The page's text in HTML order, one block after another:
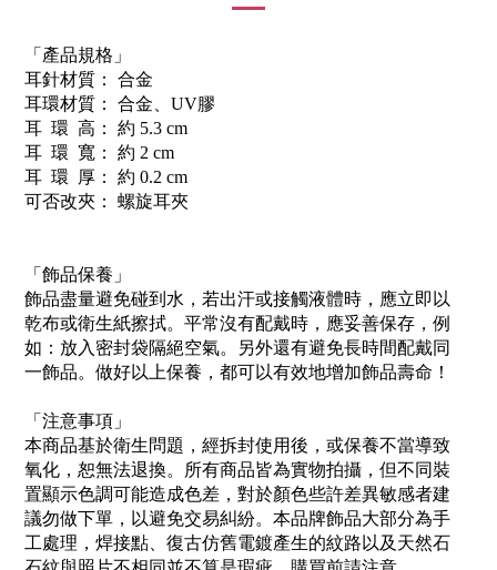
「產品規格」
耳針材質： 合金
耳環材質： 合金、UV膠
耳 環 高： 約 5.3 cm
耳 環 寬： 約 2 cm
耳 環 厚： 約 0.2 cm
可否改夾： 螺旋耳夾
「飾品保養」
飾品盡量避免碰到水，若出汗或接觸液體時，應立即以
乾布或衛生紙擦拭。平常沒有配戴時，應妥善保存，例
如：放入密封袋隔絕空氣。另外還有避免長時間配戴同
一飾品。做好以上保養，都可以有效地增加飾品壽命！
「注意事項」
本商品基於衛生問題，經拆封使用後，或保養不當導致
氧化，恕無法退換。所有商品皆為實物拍攝，但不同裝
置顯示色調可能造成色差，對於顏色些許差異敏感者建
議勿做下單，以避免交易糾紛。本品牌飾品大部分為手
工處理，焊接點、復古仿舊電鍍產生的紋路以及天然石